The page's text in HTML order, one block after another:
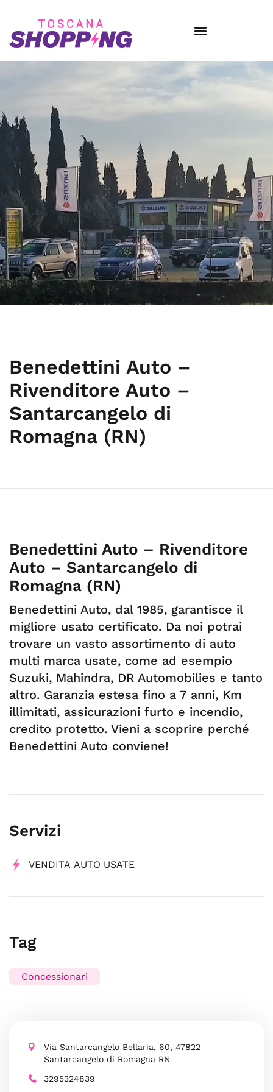
Benedettini Auto –
Rivenditore Auto –
Santarcangelo di
Romagna (RN)
Benedettini Auto – Rivenditore
Auto – Santarcangelo di
Romagna (RN)
Benedettini Auto, dal 1985, garantisce il
migliore usato certificato. Da noi potrai
trovare un vasto assortimento di auto
multi marca usate, come ad esempio
Suzuki, Mahindra, DR Automobilies e tanto
altro. Garanzia estesa fino a 7 anni, Km
illimitati, assicurazioni furto e incendio,
credito protetto. Vieni a scoprire perché
Benedettini Auto conviene!
Servizi
VENDITA AUTO USATE
Tag
Concessionari
Via Santarcangelo Bellaria, 60, 47822
Santarcangelo di Romagna RN
3295324839